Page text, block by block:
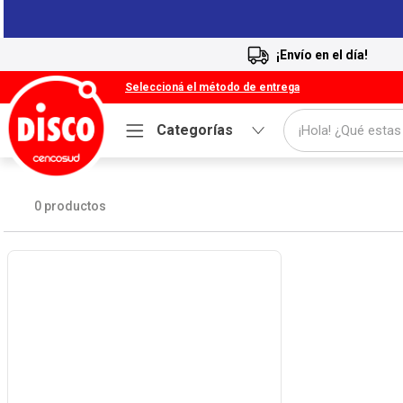
¡Envío en el día!
Seleccioná el método de entrega
Categorías
¡Hola! ¿Qué estas
0 productos
2.
Leche